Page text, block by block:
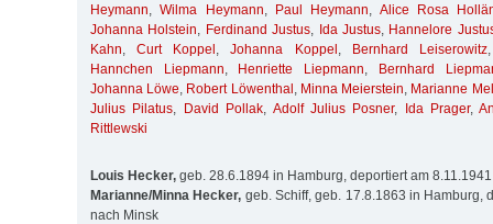
Heymann,Wilma Heymann, Paul Heymann, Alice Rosa
Johanna Holstein, Ferdinand Justus, Ida Justus, Hannelore
Kahn,Curt Koppel ,Johanna Koppel , Bernhard Leiserowitz
Hannchen Liepmann, Henriette Liepmann,
Bernhard
Johanna Löwe, Robert Löwenthal , Minna Meierstein, Marianne
Julius Pilatus, David Pollak, Adolf Julius Posner, Ida Prager,
Rittlewski
Louis Hecker, geb. 28.6.1894 in Hamburg, deportiert am
Marianne/Minna Hecker, geb. Schiff, geb. 17.8.1863 in Hamburg,
nach Minsk